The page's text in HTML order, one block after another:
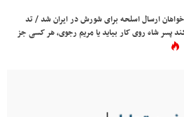
خواهان ارسال اسلحه برای شورش در ایران شد / تد
پسر شاه روی کار بیاید یا مریم رجوی، هر کسی جز